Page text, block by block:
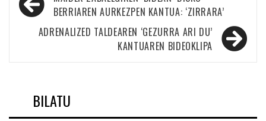
zehar
nabigatu
BERRIAREN AURKEZPEN KANTUA: ‘ZIRRARA’
ADRENALIZED TALDEAREN ‘GEZURRA ARI DU’
KANTUAREN BIDEOKLIPA
BILATU